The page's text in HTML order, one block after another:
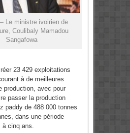
Le ministre ivoirien de
Coulibaly Mamadou
Sangafowa
23 429 exploitations
à de meilleures
production, avec pour
passer la production
paddy de 488 000 tonnes
dans une période
cinq ans.